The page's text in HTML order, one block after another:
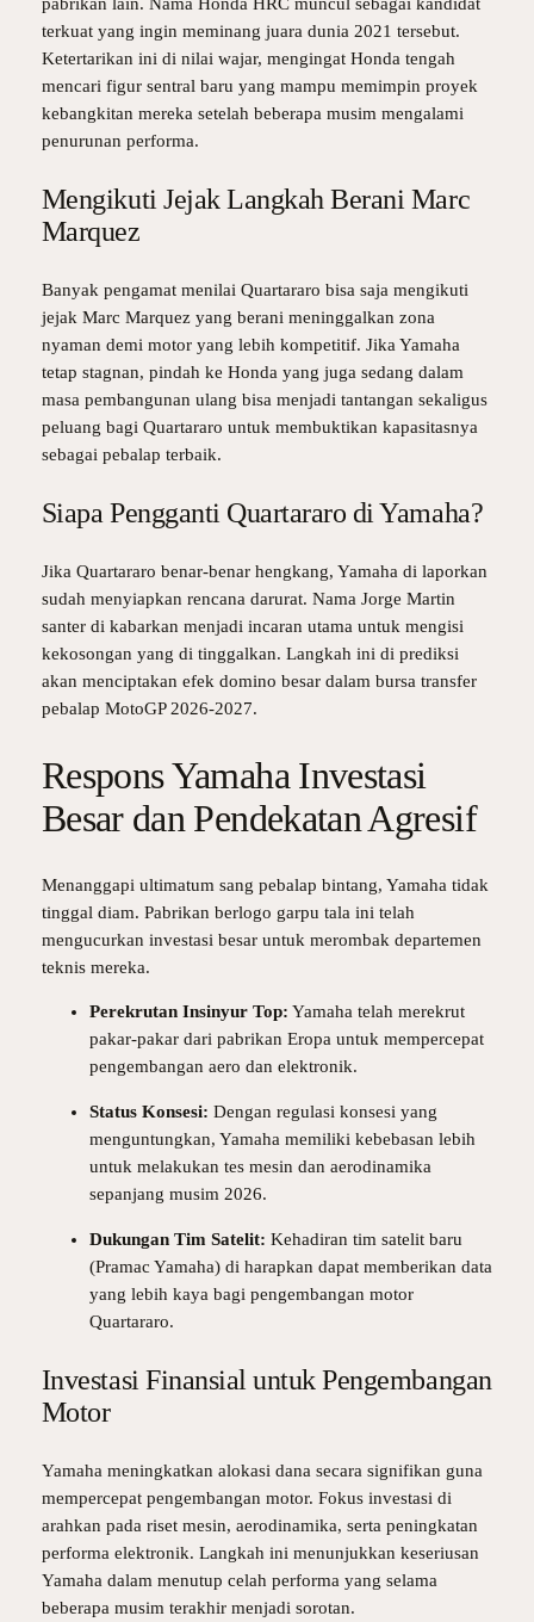
terkuat yang ingin meminang juara dunia 2021 tersebut.
Ketertarikan ini di nilai wajar, mengingat Honda tengah
mencari figur sentral baru yang mampu memimpin proyek
kebangkitan mereka setelah beberapa musim mengalami
penurunan performa.
Mengikuti Jejak Langkah Berani Marc
Marquez
Banyak pengamat menilai Quartararo bisa saja mengikuti
jejak Marc Marquez yang berani meninggalkan zona
nyaman demi motor yang lebih kompetitif. Jika Yamaha
tetap stagnan, pindah ke Honda yang juga sedang dalam
masa pembangunan ulang bisa menjadi tantangan sekaligus
peluang bagi Quartararo untuk membuktikan kapasitasnya
sebagai pebalap terbaik.
Siapa Pengganti Quartararo di Yamaha?
Jika Quartararo benar-benar hengkang, Yamaha di laporkan
sudah menyiapkan rencana darurat. Nama Jorge Martin
santer di kabarkan menjadi incaran utama untuk mengisi
kekosongan yang di tinggalkan. Langkah ini di prediksi
akan menciptakan efek domino besar dalam bursa transfer
pebalap MotoGP 2026-2027.
Respons Yamaha Investasi
Besar dan Pendekatan Agresif
Menanggapi ultimatum sang pebalap bintang, Yamaha tidak
tinggal diam. Pabrikan berlogo garpu tala ini telah
mengucurkan investasi besar untuk merombak departemen
teknis mereka.
Perekrutan Insinyur Top: Yamaha telah merekrut
pakar-pakar dari pabrikan Eropa untuk mempercepat
pengembangan aero dan elektronik.
Status Konsesi: Dengan regulasi konsesi yang
menguntungkan, Yamaha memiliki kebebasan lebih
untuk melakukan tes mesin dan aerodinamika
sepanjang musim 2026.
Dukungan Tim Satelit: Kehadiran tim satelit baru
(Pramac Yamaha) di harapkan dapat memberikan data
yang lebih kaya bagi pengembangan motor
Quartararo.
Investasi Finansial untuk Pengembangan
Motor
Yamaha meningkatkan alokasi dana secara signifikan guna
mempercepat pengembangan motor. Fokus investasi di
arahkan pada riset mesin, aerodinamika, serta peningkatan
performa elektronik. Langkah ini menunjukkan keseriusan
Yamaha dalam menutup celah performa yang selama
beberapa musim terakhir menjadi sorotan.